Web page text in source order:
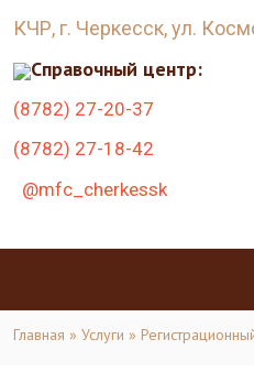
КЧР, г. Черкесск, ул.
Справочный центр:
(8782) 27-20-37
(8782) 27-18-42
@mfc_cherkessk
Главная » Услуги »